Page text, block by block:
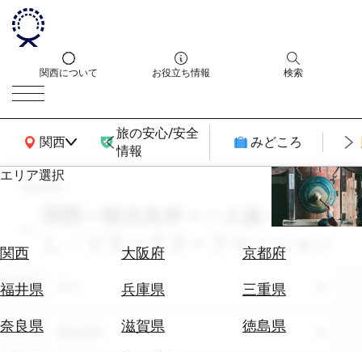
関西について お役立ち情報 検索
関西
関西広域MAP
旅の安心/安全
情報
みどころ
エリア選択
関西 大阪府
京都府
福井県
兵庫県
三重県
奈良県
滋賀県
徳島県
エ
券
テ
search
関西 × 観光名所 × 一人旅 × 癒
し・リラックス × ファッション
エリア
テーマ